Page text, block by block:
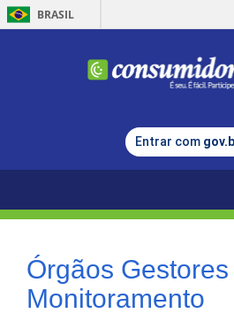
BRASIL
Entrar com
Órgãos
Monitoramento